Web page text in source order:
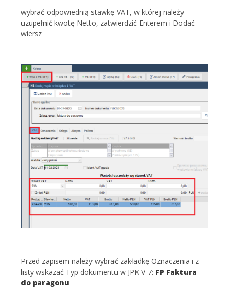
wybrać odpowiednią stawkę VAT, w której należy
uzupełnić kwotę Netto, zatwierdzić Enterem i Dodać
wiersz
Przed zapisem należy wybrać zakładkę Oznaczenia i z
listy wskazać Typ dokumentu w JPK V-7: FP Faktura
do paragonu